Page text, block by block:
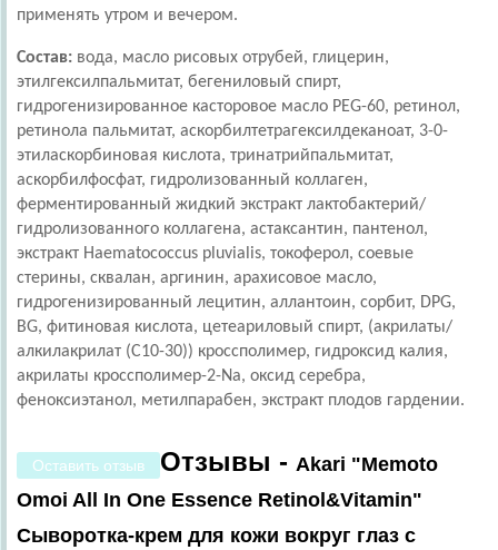
применять утром и вечером.
Состав: вода, масло рисовых отрубей, глицерин,
этилгексилпальмитат, бегениловый спирт,
гидрогенизированное касторовое масло PEG-60, ретинол,
ретинола пальмитат, аскорбилтетрагексилдеканоат, 3-0-
этиласкорбиновая кислота, тринатрийпальмитат,
аскорбилфосфат, гидролизованный коллаген,
ферментированный жидкий экстракт лактобактерий/
гидролизованного коллагена, астаксантин, пантенол,
экстракт Haematococcus pluvialis, токоферол, соевые
стерины, сквалан, аргинин, арахисовое масло,
гидрогенизированный лецитин, аллантоин, сорбит, DPG,
BG, фитиновая кислота, цетеариловый спирт, (акрилаты/
алкилакрилат (C10-30)) кроссполимер, гидроксид калия,
акрилаты кроссполимер-2-Na, оксид серебра,
феноксиэтанол, метилпарабен, экстракт плодов гардении.
Оставить отзыв Отзывы - Akari "Memoto
Omoi All In One Essence Retinol&Vitamin"
Сыворотка-крем для кожи вокруг глаз с